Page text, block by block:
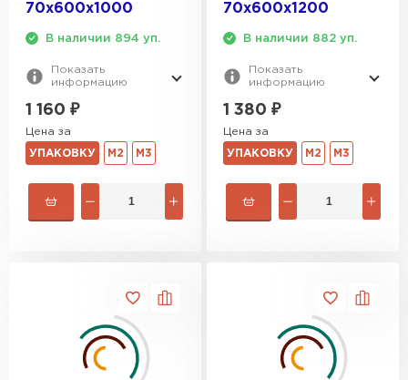
70х600х1000
В наличии 894 уп.
Показать
информацию
1 160 ₽
Цена за
УПАКОВКУ М2 М3
70х600х1200
В наличии 882 уп.
Показать
информацию
1 380 ₽
Цена за
УПАКОВКУ М2 М3
Утеплитель Paroc
Утеплитель Penoplex
ПЕРЕЙТИ
ПЕРЕЙТИ
Утеплитель Технониколь